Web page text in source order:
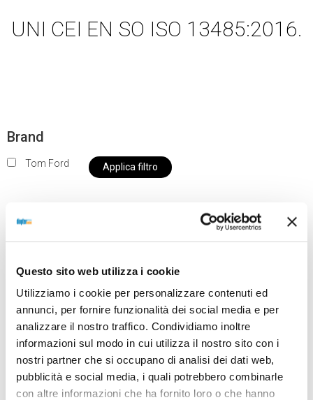
Questo sito web utilizza i cookie
Utilizziamo i cookie per personalizzare contenuti ed
annunci, per fornire funzionalità dei social media e per
analizzare il nostro traffico. Condividiamo inoltre
informazioni sul modo in cui utilizza il nostro sito con i
nostri partner che si occupano di analisi dei dati web,
pubblicità e social media, i quali potrebbero combinarle
con altre informazioni che ha fornito loro o che hanno
UNI CEI EN SO ISO 13485:2016.
Brand
Tom Ford Applica filtro
nostro negozio non saranno disponibili per la
da OTTICA DIOPTER
Showing the single result